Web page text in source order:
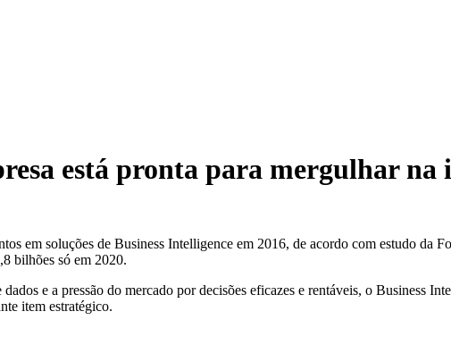
está pronta para mergulhar na
em soluções de Business Intelligence em 2016, de acordo com estudo da
bilhões só em 2020.
e a pressão do mercado por decisões eficazes e rentáveis, o Business
item estratégico.